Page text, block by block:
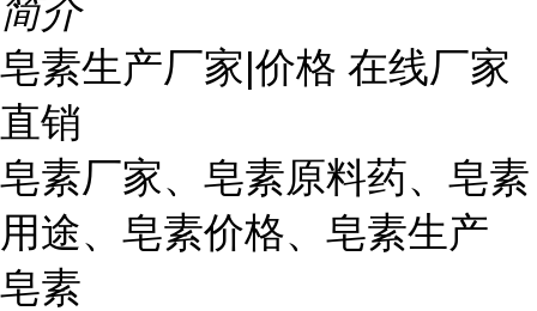
简介
皂素生产厂家|价格 在线厂家
直销
皂素厂家、皂素原料药、皂素
用途、皂素价格、皂素生产
皂素